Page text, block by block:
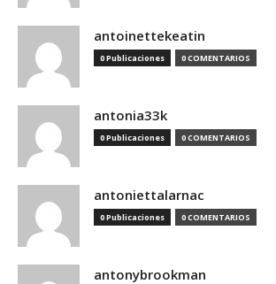
antoinettekeatin
0 Publicaciones 0 COMENTARIOS
antonia33k
0 Publicaciones 0 COMENTARIOS
antoniettalarnac
0 Publicaciones 0 COMENTARIOS
antonybrookman